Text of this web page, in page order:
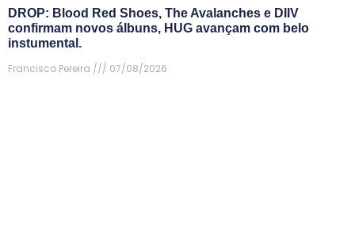
DROP: Blood Red Shoes, The Avalanches e DIIV
confirmam novos álbuns, HUG avançam com belo
instumental.
Francisco Pereira
07/08/2026